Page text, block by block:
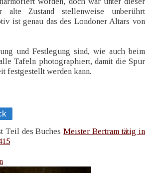
alte Zustand stellenweise unberührt
ist genau das des Londoner Altars von
und Festlegung sind, wie auch beim
Tafeln photographiert, damit die Spur
festgestellt werden kann.
Teil des BuchesMeister Bertram tätig in